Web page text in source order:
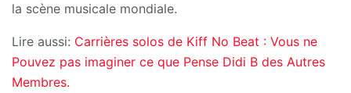
la scène musicale mondiale.
Lire aussi: Carrières solos de Kiff No Beat : Vous ne
Pouvez pas imaginer ce que Pense Didi B des Autres
Membres.